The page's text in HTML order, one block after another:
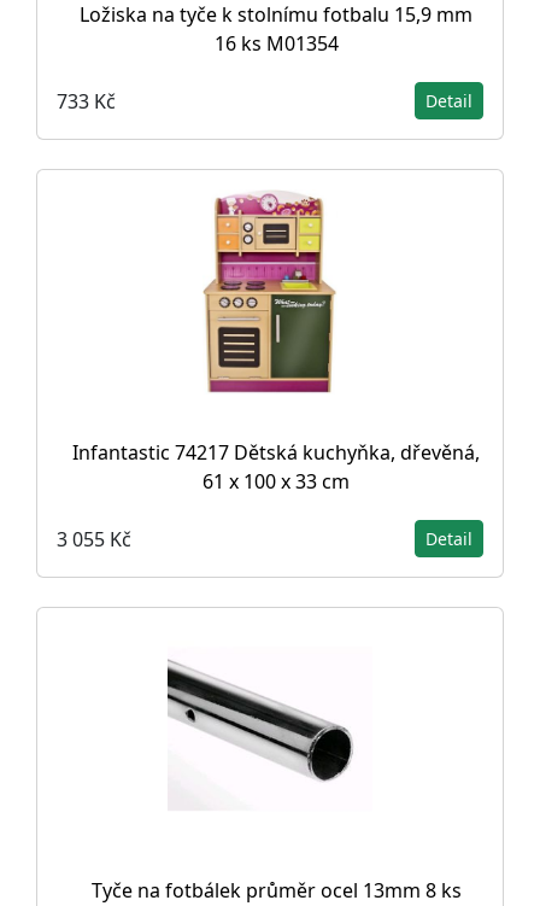
Ložiska na tyče k stolnímu fotbalu 15,9 mm
16 ks M01354
733 Kč Detail
Infantastic 74217 Dětská kuchyňka, dřevěná,
61 x 100 x 33 cm
3 055 Kč Detail
Tyče na fotbálek průměr ocel 13mm 8 ks